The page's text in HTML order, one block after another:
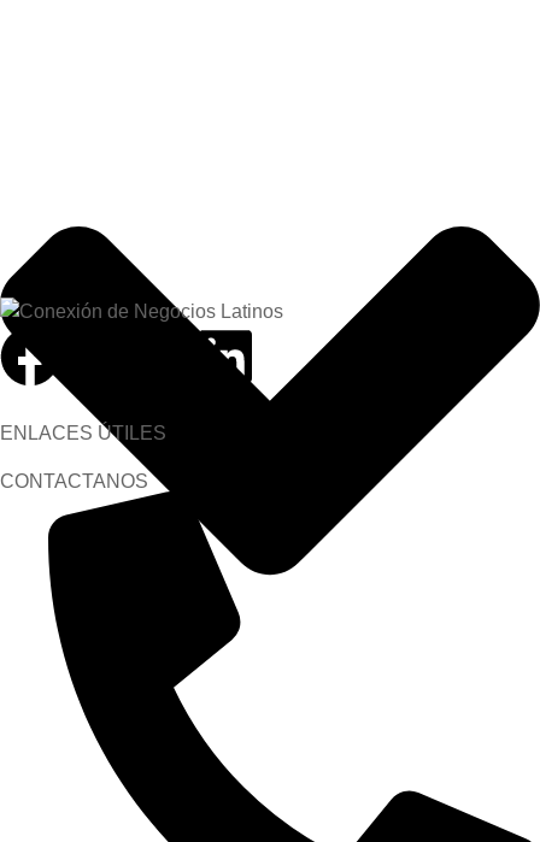
ENLACES ÚTILES
CONTACTANOS